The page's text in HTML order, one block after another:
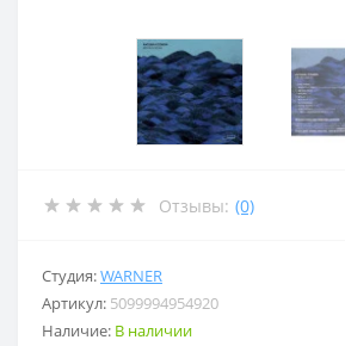
Отзывы: (0)
Студия:WARNER
Артикул: 5099994954920
Наличие: В наличии